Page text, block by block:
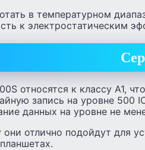
в температурном
к электростатическим
относятся к классу A1,
запись на уровне 500
данных на уровне не
они отлично подойдут для